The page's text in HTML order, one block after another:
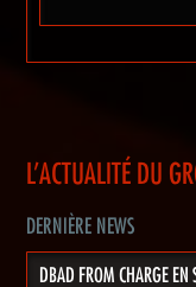
L'ACTUALITÉ DU
DERNIÈRE NEWS
DBAD FROM CHARGE EN